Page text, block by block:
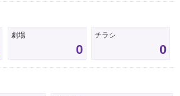
劇場
0
チラシ
0